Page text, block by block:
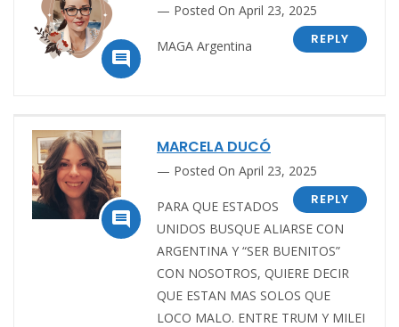

Posted On April 23, 2025
REPLY
MAGA Argentina

MARCELA DUCÓ
Posted On April 23, 2025
REPLY
PARA QUE ESTADOS
UNIDOS BUSQUE ALIARSE CON
ARGENTINA Y “SER BUENITOS”
CON NOSOTROS, QUIERE DECIR
QUE ESTAN MAS SOLOS QUE
LOCO MALO. ENTRE TRUM Y MILEI